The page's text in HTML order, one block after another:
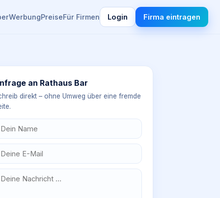
WerbungPreiseFür Firmen Login Firma eintragen
an Rathaus Bar
direkt – ohne Umweg über eine fremde